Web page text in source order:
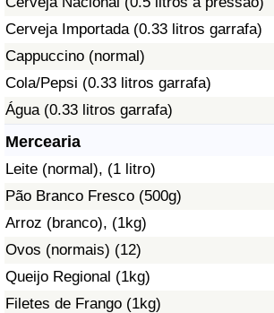
Cerveja Importada (0.33 litros garrafa)
Cappuccino (normal)
Cola/Pepsi (0.33 litros garrafa)
Água (0.33 litros garrafa)
Mercearia
Leite (normal), (1 litro)
Pão Branco Fresco (500g)
Arroz (branco), (1kg)
Ovos (normais) (12)
Queijo Regional (1kg)
Filetes de Frango (1kg)
Taxa do Indicador de Crime (Atual)
Indicador de Crime
Índice de criminalidade por país
Saúde
Indicador de Saúde (Atual)
Indicador de Saúde
Indicador de Saúde por País